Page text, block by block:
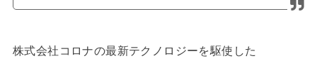
株式会社コロナの最新テクノロジーを駆使した